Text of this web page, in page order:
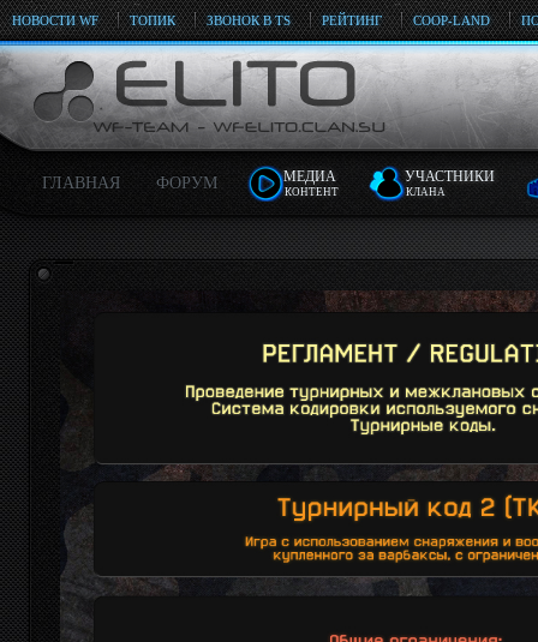
НОВОСТИ WF ТОПИК ЗВОНОК В TS РЕЙТИНГ COOP-LAND
ГЛАВНАЯ ФОРУМ МЕДИА
КОНТЕНТ
УЧАСТНИКИ
КЛАНА